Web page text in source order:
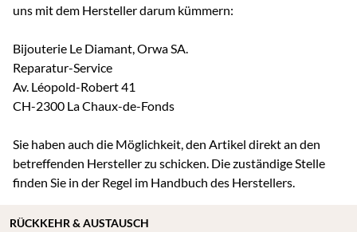
uns mit dem Hersteller darum kümmern:
Bijouterie Le Diamant, Orwa SA.
Reparatur-Service
Av. Léopold-Robert 41
CH-2300 La Chaux-de-Fonds
Sie haben auch die Möglichkeit, den Artikel direkt an den
betreffenden Hersteller zu schicken. Die zuständige Stelle
finden Sie in der Regel im Handbuch des Herstellers.
RÜCKKEHR & AUSTAUSCH